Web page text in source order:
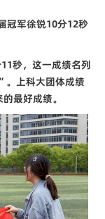
冠军徐锐10分12秒
11秒，这一成绩名列
。上科大团体成绩
最好成绩。